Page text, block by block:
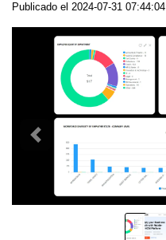
Publicado el 2024-07-31 07:44:04